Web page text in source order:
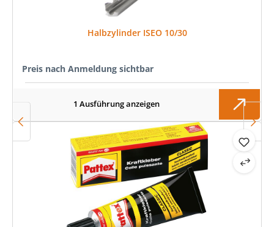
Halbzylinder ISEO 10/30
Preis nach Anmeldung sichtbar
1 Ausführung anzeigen